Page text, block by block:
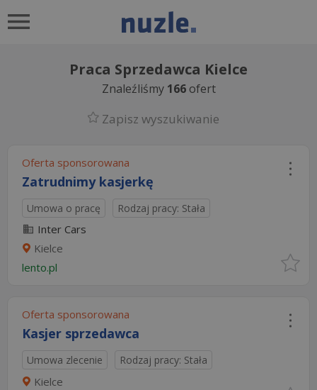
Praca Sprzedawca Kielce
Znaleźliśmy 166ofert
Zapisz wyszukiwanie
Oferta sponsorowana
Zatrudnimy kasjerkę
Umowa o pracę Rodzaj pracy: Stała
Inter Cars
Kielce
lento.pl
Oferta sponsorowana
Kasjer sprzedawca
Umowa zlecenie Rodzaj pracy: Stała
Kielce